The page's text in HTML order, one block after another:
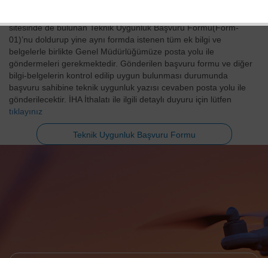
sitesinde de bulunan Teknik Uygunluk Başvuru Formu(Form-
01)’nu doldurup yine aynı formda istenen tüm ek bilgi ve
belgelerle birlikte Genel Müdürlüğümüze posta yolu ile
göndermeleri gerekmektedir. Gönderilen başvuru formu ve diğer
bilgi-belgelerin kontrol edilip uygun bulunması durumunda
başvuru sahibine teknik uygunluk yazısı cevaben posta yolu ile
gönderilecektir. İHA İthalatı ile ilgili detaylı duyuru için lütfen
tıklayınız
Teknik Uygunluk Başvuru Formu